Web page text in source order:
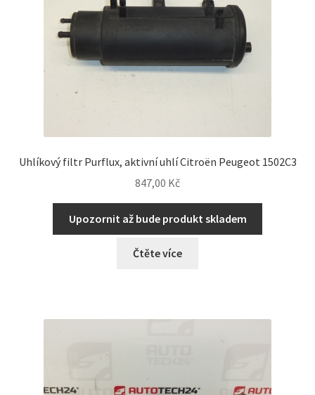
Uhlíkový filtr Purflux, aktivní uhlí Citroën Peugeot 1502C3
847,00 Kč
Upozornit až bude produkt skladem
Čtěte více